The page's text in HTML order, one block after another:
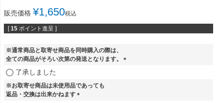
販売価格 ¥1,650税込
[ 15 ポイント進呈 ]
※通常商品と取寄せ商品を同時購入の際は、
全ての商品がそろい次第の発送となります。
了承しました
※お取寄せ商品は未使用品であっても
返品・交換は出来かねます